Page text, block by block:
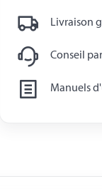
Livraison
Conseil
Manuels